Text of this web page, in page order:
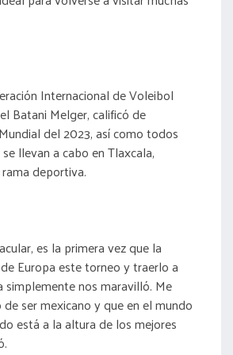
Internacional de Voleibol
Batani Melger, calificó de
del 2023, así como todos
llevan a cabo en Tlaxcala,
deportiva.
es la primera vez que la
Europa este torneo y traerlo a
simplemente nos maravilló. Me
ser mexicano y que en el mundo
está a la altura de los mejores